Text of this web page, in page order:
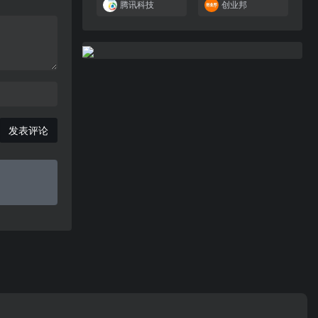
发表评论
腾讯科技 创业邦